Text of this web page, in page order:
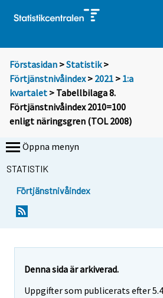
Förstasidan >Statistik >
Förtjänstnivåindex> 2021 > 1:a
kvartalet > Tabellbilaga 8.
Förtjänstnivåindex 2010=100
enligt näringsgren (TOL 2008)
Öppna menyn
STATISTIK
Förtjänstnivåindex
Denna sida är arkiverad.
Uppgifter som publicerats efter